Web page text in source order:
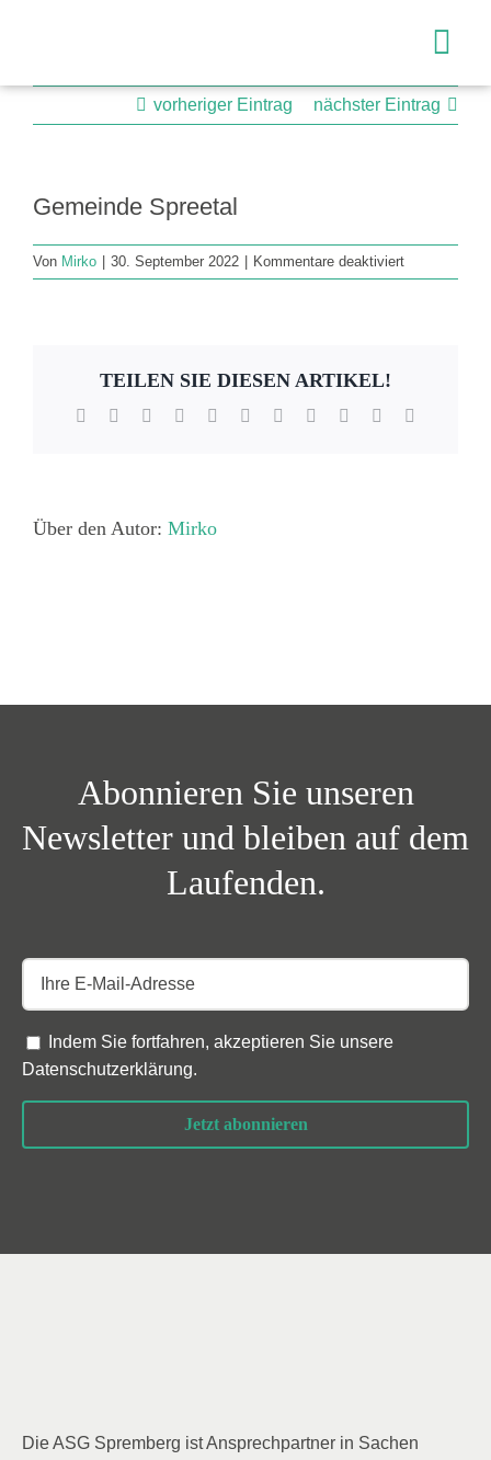
Aktuelles
vorheriger Eintrag nächster Eintrag
Gemeinde Spreetal
Von Mirko | 30. September 2022 | Kommentare deaktiviertfür
Gemeinde
TEILEN SIE DIESEN ARTIKEL!
Facebook Reddit LinkedInWhatsAppTelegram
TumblrPinterest Xing
Über den Autor: Mirko
Abonnieren Sie unseren
Newsletter und bleiben auf dem
Laufenden.
Indem Sie fortfahren, akzeptieren Sie unsere
Datenschutzerklärung.
Die ASG Spremberg ist Ansprechpartner in Sachen